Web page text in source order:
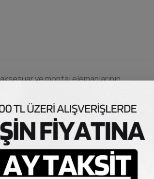
ve montaj elemanlarının
içerisinde optimum kurulum için
halinde ekstra olarak ekleme